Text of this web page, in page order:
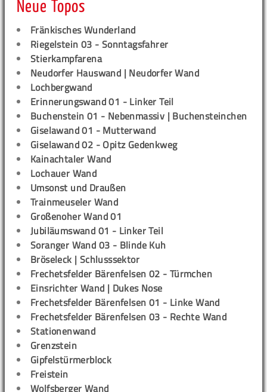
Neue Topos
Fränkisches Wunderland
Riegelstein 03 - Sonntagsfahrer
Stierkampfarena
Neudorfer Hauswand | Neudorfer Wand
Lochbergwand
Erinnerungswand 01 - Linker Teil
Buchenstein 01 - Nebenmassiv | Buchensteinchen
Giselawand 01 - Mutterwand
Giselawand 02 - Opitz Gedenkweg
Kainachtaler Wand
Lochauer Wand
Umsonst und Draußen
Trainmeuseler Wand
Großenoher Wand 01
Jubiläumswand 01 - Linker Teil
Soranger Wand 03 - Blinde Kuh
Bröseleck | Schlusssektor
Frechetsfelder Bärenfelsen 02 - Türmchen
Einsrichter Wand | Dukes Nose
Frechetsfelder Bärenfelsen 01 - Linke Wand
Frechetsfelder Bärenfelsen 03 - Rechte Wand
Stationenwand
Grenzstein
Gipfelstürmerblock
Freistein
Wolfsberger Wand